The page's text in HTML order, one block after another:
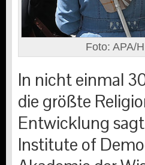
Foto: APA/
In nicht einmal
die größte
Entwicklung
Institute of